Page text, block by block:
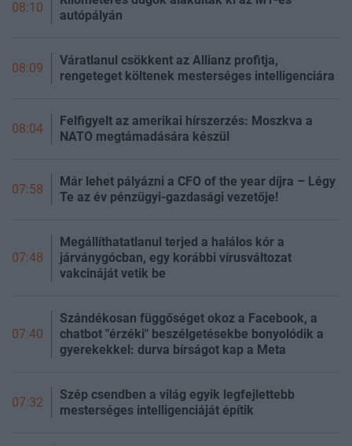
08:10
autópályán
08:09
Váratlanul csökkent az Allianz profitja,
rengeteget költenek mesterséges intelligenciára
08:04
Felfigyelt az amerikai hírszerzés: Moszkva a
NATO megtámadására készül
07:58
Már lehet pályázni a CFO of the year díjra – Légy
Te az év pénzügyi-gazdasági vezetője!
07:48
Megállíthatatlanul terjed a halálos kór a
járványgócban, egy korábbi vírusváltozat
vakcináját vetik be
07:40
Szándékosan függőséget okoz a Facebook, a
chatbot "érzéki" beszélgetésekbe bonyolódik a
gyerekekkel: durva bírságot kap a Meta
07:32
Szép csendben a világ egyik legfejlettebb
mesterséges intelligenciáját építik